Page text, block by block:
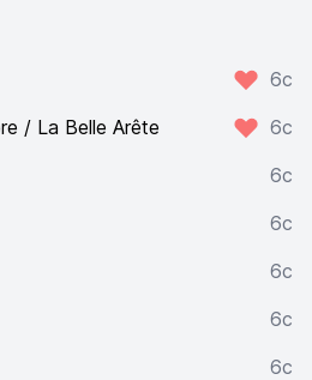
6c
/ La Belle Arête
6c
6c
6c
6c
6c
6c